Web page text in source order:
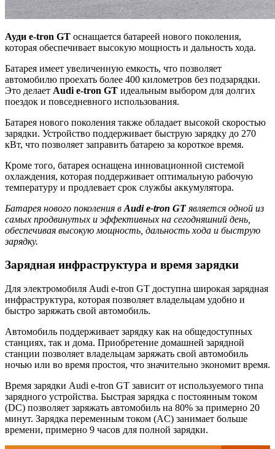
Ауди e-tron GT оснащается батареей нового поколения,
которая обеспечивает высокую мощность и дальность хода.
Батарея имеет увеличенную емкость, что позволяет
автомобилю проехать более 400 километров без подзарядки.
Это делает Audi e-tron GT идеальным выбором для долгих
поездок и повседневного использования.
Батарея нового поколения также обладает высокой скоростью
зарядки. Устройство поддерживает быструю зарядку до 270
кВт, что позволяет заправить батарею за короткое время.
Кроме того, батарея оснащена инновационной системой
охлаждения, которая поддерживает оптимальную рабочую
температуру и продлевает срок службы аккумулятора.
Батарея нового поколения в Audi e-tron GTявляется одной из
самых продвинутых и эффективных на сегодняшний день,
обеспечивая высокую мощность, дальность хода и быструю
зарядку.
Зарядная инфраструктура и время зарядки
Для электромобиля Audi e-tron GT доступна широкая зарядная
инфраструктура, которая позволяет владельцам удобно и
быстро заряжать свой автомобиль.
Автомобиль поддерживает зарядку как на общедоступных
станциях, так и дома. Приобретение домашней зарядной
станции позволяет владельцам заряжать свой автомобиль
ночью или во время простоя, что значительно экономит время.
Время зарядки Audi e-tron GT зависит от используемого типа
зарядного устройства. Быстрая зарядка с постоянным током
(DC) позволяет заряжать автомобиль на 80% за примерно 20
минут. Зарядка переменным током (AC) занимает больше
времени, примерно 9 часов для полной зарядки.